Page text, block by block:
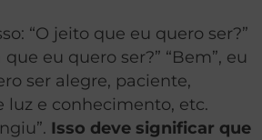
“O jeito que eu quero ser?”
eu quero ser?” “Bem”, eu
ser alegre, paciente,
luz e conhecimento, etc.
Isso deve significar que